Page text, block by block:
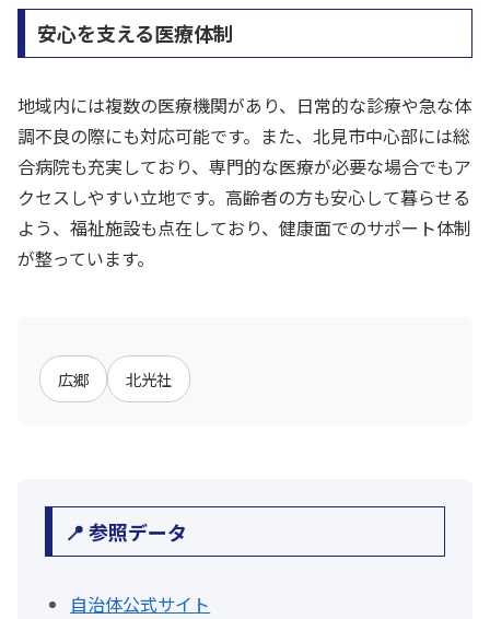
安心を支える医療体制
地域内には複数の医療機関があり、日常的な診療や急な体
調不良の際にも対応可能です。また、北見市中心部には総
合病院も充実しており、専門的な医療が必要な場合でもア
クセスしやすい立地です。高齢者の方も安心して暮らせる
よう、福祉施設も点在しており、健康面でのサポート体制
が整っています。
広郷 北光社
📍 参照データ
自治体公式サイト